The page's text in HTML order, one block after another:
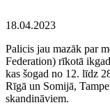
18.04.2023
Palicis jau mazāk par
Federation) rīkotā
kas šogad no 12. līdz
Rīgā un Somijā,
skandināviem.